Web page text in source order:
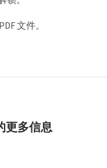
文件。
更多信息